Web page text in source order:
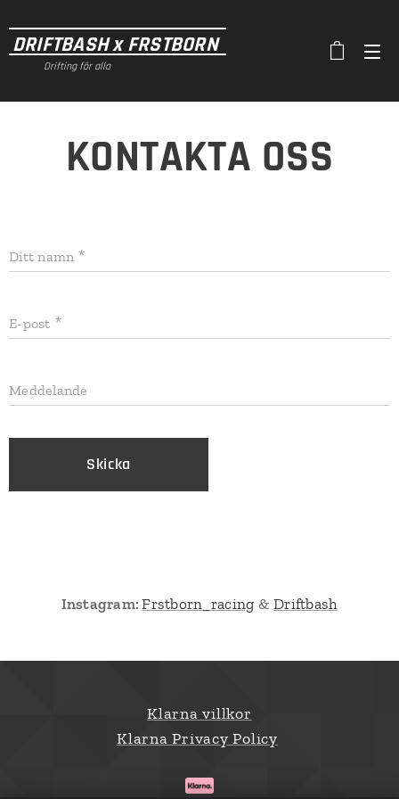
DRIFTBASH x FRSTBORN
Drifting för alla
KONTAKTA OSS
Ditt namn
E-post
Meddelande
Skicka
Instagram:Frstborn_racing&Driftbash
Klarna villkor
Klarna Privacy Policy